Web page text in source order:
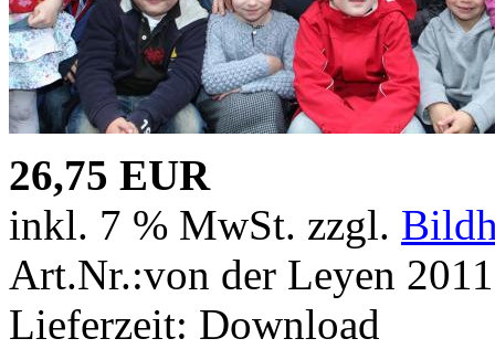
26,75 EUR
inkl. 7 % MwSt. zzgl.
Art.Nr.:von der Leyen
Lieferzeit: Download